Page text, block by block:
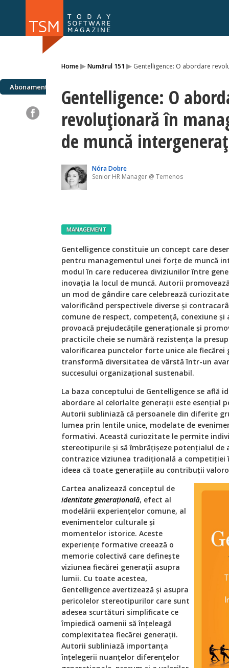
Home▸Numărul 151 ▸ Gentelligence: O abordare
Abonamente
Gentelligence: O
revoluționară în
de muncă
Nóra Dobre
Senior HR Manager @ Temenos
MANAGEMENT
Gentelligence constituie un concept care
pentru managementul unei forțe de muncă
modul în care reducerea diviziunilor între
inovația la locul de muncă. Autorii
un mod de gândire care celebrează
valorificând perspectivele diverse și
comune de respect, competență, conexiune
provoacă prejudecățile generaționale și
practicile cheie se numără rezistența la
valorificarea punctelor forte unice ale fiecărei
transformă diversitatea de vârstă într-un
succesului organizațional sustenabil.
La baza conceptului de Gentelligence se află
abordare al celorlalte generații este esențial
Autorii subliniază că persoanele din diferite
lumea prin lentile unice, modelate de
formativi. Această curiozitate le permite
stereotipurile și să îmbrățișeze potențialul de
contrazice viziunea tradițională a competiției
ideea că toate generațiile au contribuții
Cartea analizează conceptul de
identitate generațională, efect al
modelării experiențelor comune, al
evenimentelor culturale și
momentelor istorice. Aceste
experiențe formative creează o
memorie colectivă care definește
viziunea fiecărei generații asupra
lumii. Cu toate acestea,
Gentelligence avertizează și asupra
pericolelor stereotipurilor care sunt
adesea scurtături simplificate ce
împiedică oamenii să înțeleagă
complexitatea fiecărei generații.
Autorii subliniază importanța
înțelegerii nuanțelor diferențelor